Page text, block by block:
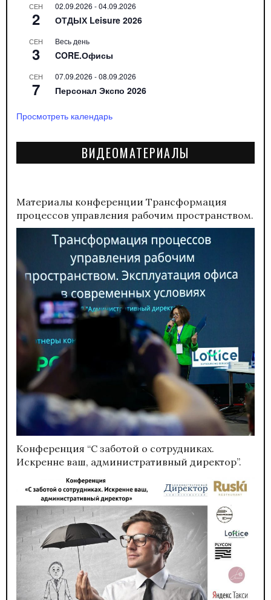
СЕН
2
02.09.2026 -04.09.2026
ОТДЫХ Leisure 2026
СЕН
3
Весь день
CORE.Офисы
СЕН
7
07.09.2026 -08.09.2026
Персонал Экспо 2026
Просмотреть календарь
ВИДЕОМАТЕРИАЛЫ
Материалы конференции Трансформация
процессов управления рабочим пространством.
Конференция “С заботой о сотрудниках.
Искренне ваш, административный директор”.